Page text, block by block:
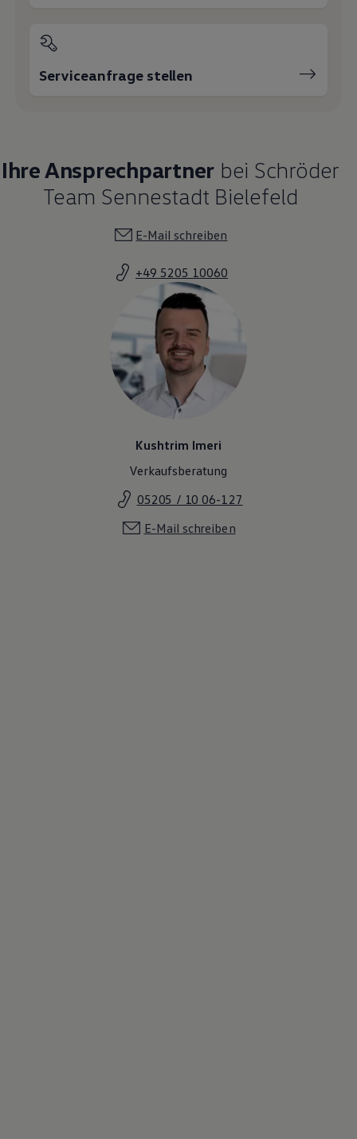
Serviceanfrage stellen
Ihre Ansprechpartner bei Schröder
Team Sennestadt Bielefeld
E-Mail schreiben
+49 5205 10060
Kushtrim Imeri
Verkaufsberatung
05205 / 10 06-127
E-Mail schreiben